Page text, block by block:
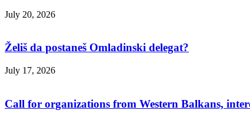
July 20, 2026
Želiš da postaneš Omladinski delegat?
July 17, 2026
Call for organizations from Western Balkans,